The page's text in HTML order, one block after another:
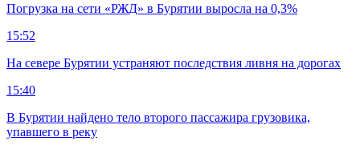
Погрузка на сети «РЖД» в Бурятии выросла на 0,3%
15:52
На севере Бурятии устраняют последствия ливня на дорогах
15:40
В Бурятии найдено тело второго пассажира грузовика,
упавшего в реку